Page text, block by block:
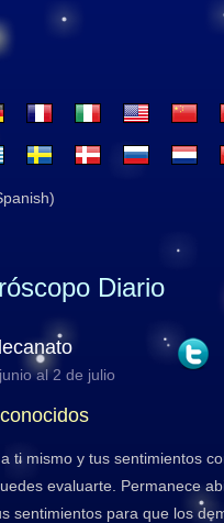
Diario
al 2 de julio
ti mismo y tus sentimientos
evaluarte. Permanece
sentimientos para que los